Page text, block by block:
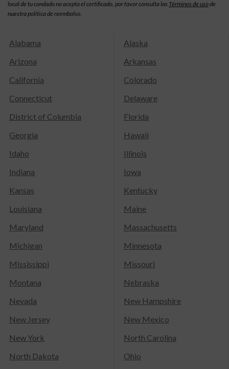
local de tu condado no acepta el certificado, por favor consulta las Términos de usode
nuestra política de reembolso.
Alabama
Alaska
Arizona
Arkansas
California
Colorado
Connecticut
Delaware
District of Columbia
Florida
Georgia
Hawaii
Idaho
Illinois
Indiana
Iowa
Kansas
Kentucky
Louisiana
Maine
Maryland
Massachusetts
Michigan
Minnesota
Mississippi
Missouri
Montana
Nebraska
Nevada
New Hampshire
New Jersey
New Mexico
New York
North Carolina
North Dakota
Ohio